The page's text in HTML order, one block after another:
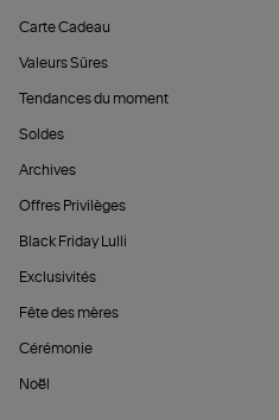
Carte Cadeau
Valeurs Sûres
Tendances du moment
Soldes
Archives
Offres Privilèges
Black Friday Lulli
Exclusivités
Fête des mères
Cérémonie
Noël